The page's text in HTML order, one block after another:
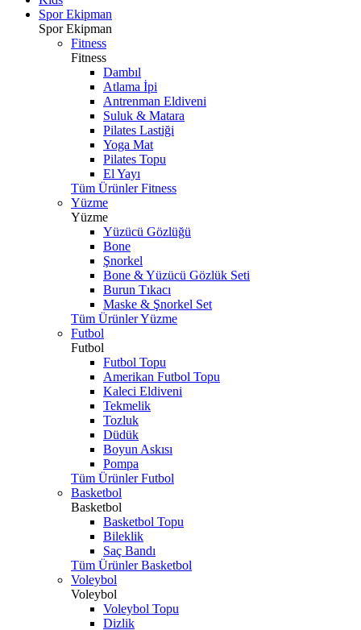
Spor Ekipman
Spor Ekipman
Fitness
Fitness
Dambıl
Atlama İpi
Antrenman Eldiveni
Suluk & Matara
Pilates Lastiği
Yoga Mat
Pilates Topu
El Yayı
Tüm Ürünler Fitness
Yüzme
Yüzme
Yüzücü Gözlüğü
Bone
Şnorkel
Bone & Yüzücü Gözlük Seti
Burun Tıkacı
Maske & Şnorkel Set
Tüm Ürünler Yüzme
Futbol
Futbol
Futbol Topu
Amerikan Futbol Topu
Kaleci Eldiveni
Tekmelik
Tozluk
Düdük
Boyun Askısı
Pompa
Tüm Ürünler Futbol
Basketbol
Basketbol
Basketbol Topu
Bileklik
Saç Bandı
Tüm Ürünler Basketbol
Voleybol
Voleybol
Voleybol Topu
Dizlik